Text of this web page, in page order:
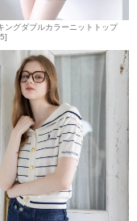
ングダブルカラーニットトップ